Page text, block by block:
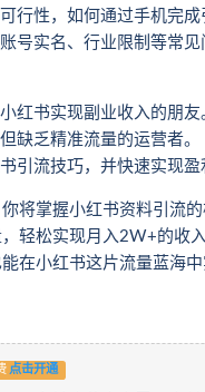
行性，如何通过手机完成
号实名、行业限制等常见
红书实现副业收入的朋友
缺乏精准流量的运营者。
引流技巧，并快速实现盈
将掌握小红书资料引流
轻松实现月入2W+的收
在小红书这片流量蓝海中
点击开通